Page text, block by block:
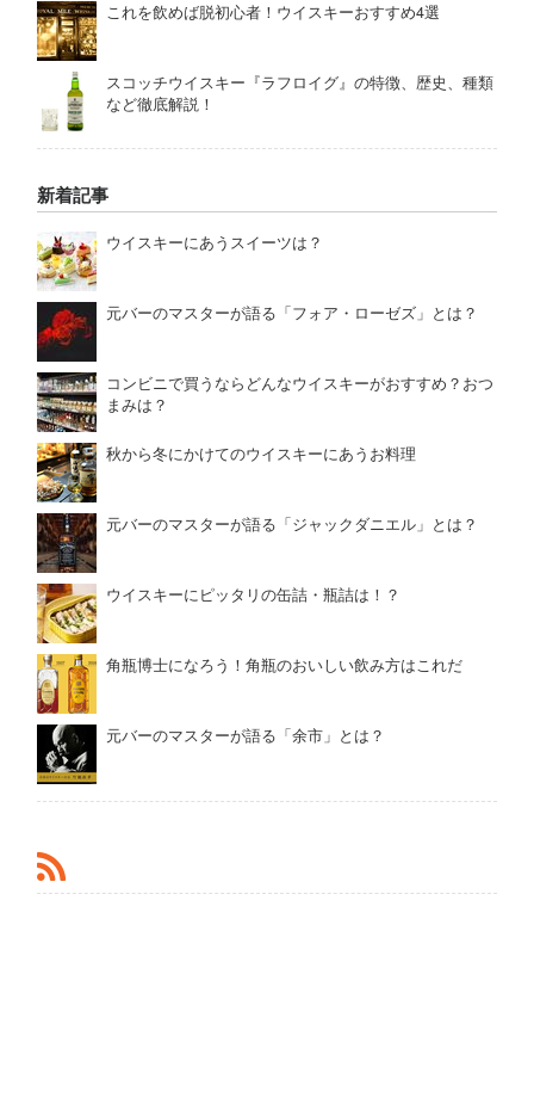
これを飲めば脱初心者！ウイスキーおすすめ4選
スコッチウイスキー『ラフロイグ』の特徴、歴史、種類
など徹底解説！
新着記事
ウイスキーにあうスイーツは？
元バーのマスターが語る「フォア・ローゼズ」とは？
コンビニで買うならどんなウイスキーがおすすめ？おつ
まみは？
秋から冬にかけてのウイスキーにあうお料理
元バーのマスターが語る「ジャックダニエル」とは？
ウイスキーにピッタリの缶詰・瓶詰は！？
角瓶博士になろう！角瓶のおいしい飲み方はこれだ
元バーのマスターが語る「余市」とは？